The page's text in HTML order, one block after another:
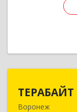
ТЕРАБАЙТ
Воронеж